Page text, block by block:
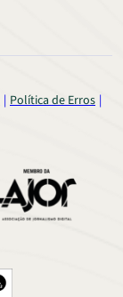
Política de Erros